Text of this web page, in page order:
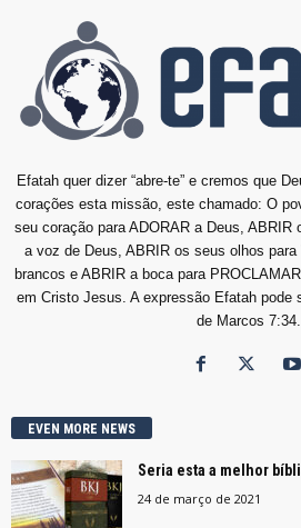
Efatah quer dizer “abre-te” e cremos que
corações esta missão, este chamado: O
seu coração para ADORAR a Deus, ABRIR
a voz de Deus, ABRIR os seus olhos
brancos e ABRIR a boca para
em Cristo Jesus. A expressão Efatah pode
de Marcos 7:34.
EVEN MORE NEWS
Seria esta a melhor
24 de março de 2021